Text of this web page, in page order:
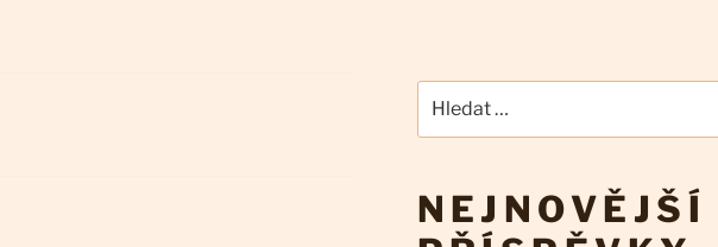
NEJNOVĚJŠÍ